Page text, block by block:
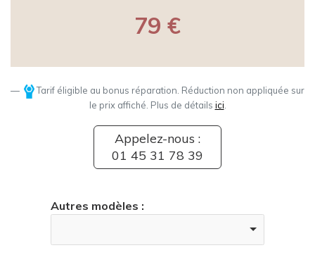
79 €
Tarif éligible au bonus réparation. Réduction non appliquée sur
le prix affiché. Plus de détails ici
Appelez-nous :
01 45 31 78 39
Autres modèles :